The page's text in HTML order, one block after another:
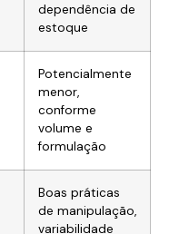
dependência de
estoque
Potencialmente
menor,
conforme
volume e
formulação
Boas práticas
de manipulação,
variabilidade